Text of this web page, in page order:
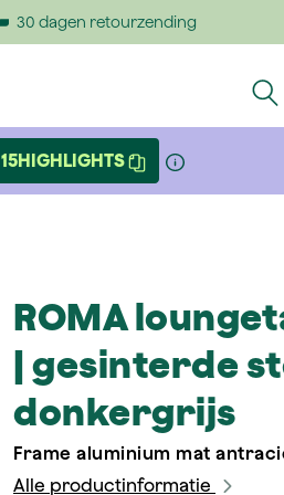
30 dagen retourzending
15HIGHLIGHTS
ROMA
| gesinterde
donkergrijs
Frame aluminium mat
Alle productinformatie